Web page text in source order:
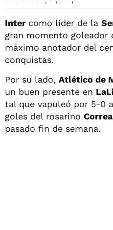
Inter como líder de la
gran momento goleador
máximo anotador del
conquistas.
Por su lado, Atlético de
un buen presente en
tal que vapuleó por 5-0 a
goles del rosarino Correa
pasado fin de semana.